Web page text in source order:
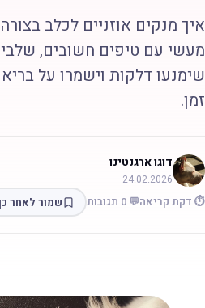
מנקים אוזניים לכלב בצורה
עם טיפים חשובים,
דלקות וישמרו על
דוגו ארגנטינו
24.02.2026
דקת קריאה💬 0 תגובות שמור לאחר כך